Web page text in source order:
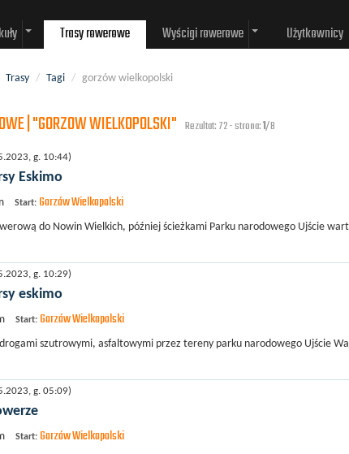
Trasy rowerowe Wyścigi rowerowe Użytkownicy
Trasy / Tagi / gorzów wielkopolski
| "GORZOW WIELKOPOLSKI" Rezultat: 72 - strona:1/8
g. 10:44)
Eskimo
Start: Gorzów Wielkopolski
do Nowin Wielkich, później ścieżkami Parku narodowego Ujście wart
g. 10:29)
eskimo
Start: Gorzów Wielkopolski
szutrowymi, asfaltowymi przez tereny parku narodowego Ujście
g. 05:09)
Start: Gorzów Wielkopolski